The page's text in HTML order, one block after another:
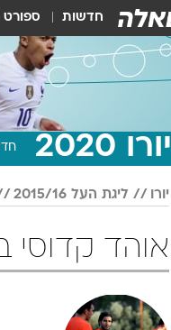
חדשות ספורט
יורו 2020
יורו ליגת העל 2015/16
אוהד קדוסי בליגת